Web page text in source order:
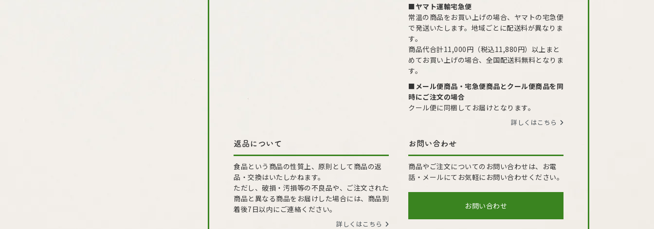
■ヤマト運輸宅急便
常温の商品をお買い上げの場合、ヤマトの宅急便
で発送いたします。地域ごとに配送料が異なりま
す。
商品代合計11,000円（税込11,880円）以上まと
めてお買い上げの場合、全国配送料無料となりま
す。
■メール便商品・宅急便商品とクール便商品を同
時にご注文の場合
クール便に同梱してお届けとなります。
詳しくはこちら
返品について
食品という商品の性質上、原則として商品の返
品・交換はいたしかねます。
ただし、破損・汚損等の不良品や、ご注文された
商品と異なる商品をお届けした場合には、商品到
着後7日以内にご連絡ください。
詳しくはこちら
お問い合わせ
商品やご注文についてのお問い合わせは、お電
話・メールにてお気軽にお問い合わせください。
お問い合わせ